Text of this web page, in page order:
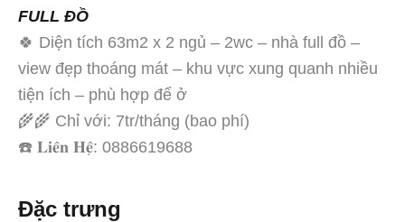
FULL ĐỒ
🍀 Diện tích 63m2 x 2 ngủ – 2wc – nhà full đồ –
view đẹp thoáng mát – khu vực xung quanh nhiều
tiện ích – phù hợp để ở
🌾🌾 Chỉ với: 7tr/tháng (bao phí)
☎️ 𝐋𝐢𝐞̂𝐧 𝐇𝐞̣̂: 0886619688
Đặc trưng